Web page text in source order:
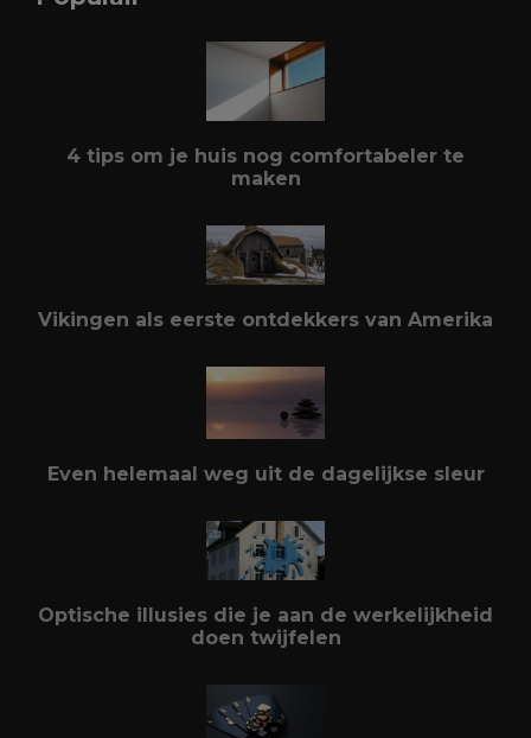
4 tips om je huis nog comfortabeler te
maken
Vikingen als eerste ontdekkers van Amerika
Even helemaal weg uit de dagelijkse sleur
Optische illusies die je aan de werkelijkheid
doen twijfelen